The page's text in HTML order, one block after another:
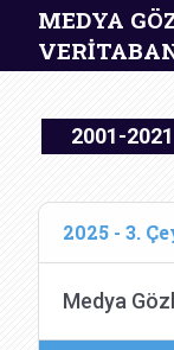
MEDYA
2001-
2025 - 3.
Medya